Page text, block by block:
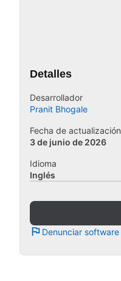
Detalles
Desarrollador
Pranit Bhogale
Fecha de actualización
3 de junio de 2026
Idioma
Inglés
Denunciar software